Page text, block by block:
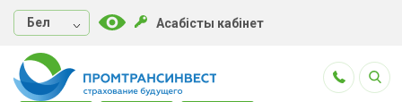
Бел Асабісты кабінет